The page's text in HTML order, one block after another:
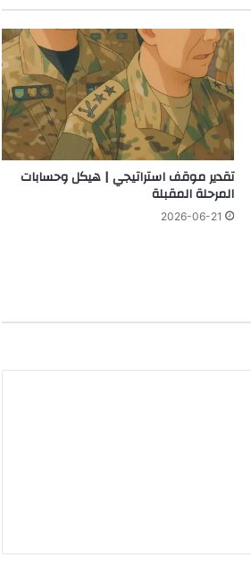
تقدير موقف استراتيجي | هيكل وحسابات
المرحلة المقبلة
2026-06-21